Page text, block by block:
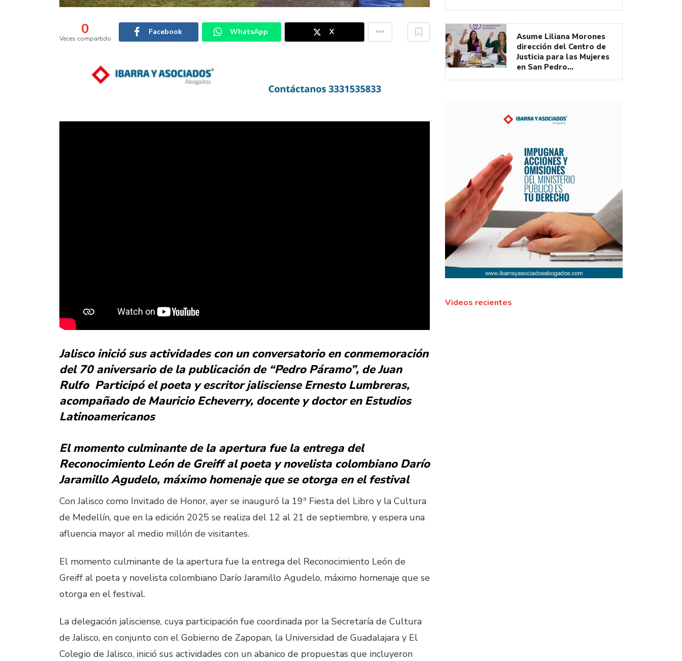
0
Veces compartido
Facebook WhatsApp X
Jalisco inició sus actividades con un conversatorio en conmemoración
del 70 aniversario de la publicación de “Pedro Páramo”, de Juan
Rulfo Participó el poeta y escritor jalisciense Ernesto Lumbreras,
acompañado de Mauricio Echeverry, docente y doctor en Estudios
Latinoamericanos
El momento culminante de la apertura fue la entrega del
Reconocimiento León de Greiff al poeta y novelista colombiano Darío
Jaramillo Agudelo, máximo homenaje que se otorga en el festival
Con Jalisco como Invitado de Honor, ayer se inauguró la 19ª Fiesta del Libro y la Cultura
de Medellín, que en la edición 2025 se realiza del 12 al 21 de septiembre, y espera una
afluencia mayor al medio millón de visitantes.
El momento culminante de la apertura fue la entrega del Reconocimiento León de
Greiff al poeta y novelista colombiano Darío Jaramillo Agudelo, máximo homenaje que se
otorga en el festival.
La delegación jalisciense, cuya participación fue coordinada por la Secretaría de Cultura
de Jalisco, en conjunto con el Gobierno de Zapopan, la Universidad de Guadalajara y El
Colegio de Jalisco, inició sus actividades con un abanico de propuestas que incluyeron
Asume Liliana Morones
dirección del Centro de
Justicia para las Mujeres
en San Pedro…
Videos recientes